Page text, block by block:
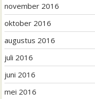
november 2016
oktober 2016
augustus 2016
juli 2016
juni 2016
mei 2016